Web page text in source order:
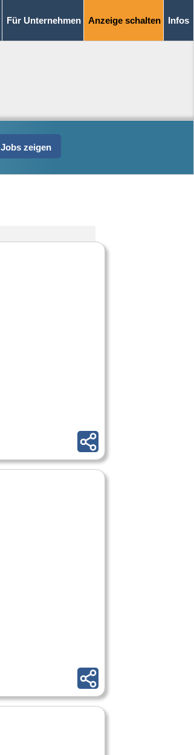
Für Unternehmen Anzeige schalten Infos